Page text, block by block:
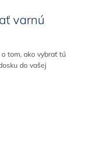
varnú
tom, ako vybrať tú
do vašej